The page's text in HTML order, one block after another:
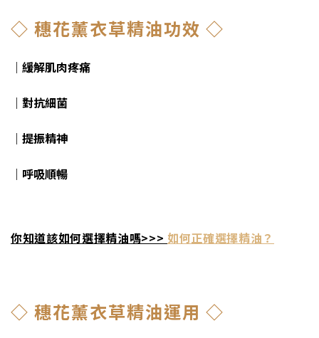
◇ 穗花薰衣草精油功效 ◇
｜緩解肌肉疼痛
｜對抗細菌
｜提振精神
｜呼吸順暢
你知道該如何選擇精油嗎>>> 如何正確選擇精油？
◇ 穗花薰衣草精油運用 ◇